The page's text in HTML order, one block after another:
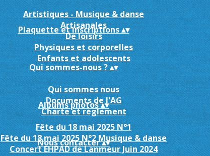
Artistiques - Musique & danse
Artisanales
De loisirs
Physiques et corporelles
Enfants et adolescents
Plaquette et inscriptions▴▾
Qui sommes-nous ?▴▾
Qui sommes nous
Documents de l'AG
Charte et règlement
Albums photos▴▾
Fête du 18 mai 2025 N°1
Fête du 18 mai 2025 N°2 Musique & danse
Concert EHPAD de Lanmeur Juin 2024
Nous contacter▴▾